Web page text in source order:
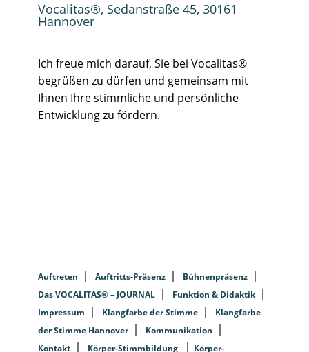
Vocalitas®, Sedanstraße 45, 30161
Hannover
Ich freue mich darauf, Sie bei Vocalitas®
begrüßen zu dürfen und gemeinsam mit
Ihnen Ihre stimmliche und persönliche
Entwicklung zu fördern.
Auftreten Auftritts-Präsenz
Bühnenpräsenz
Das VOCALITAS® – JOURNAL
Funktion & Didaktik
Impressum
Klangfarbe der Stimme
Klangfarbe
der Stimme Hannover
Kommunikation
Kontakt
Körper-Stimmbildung Körper-